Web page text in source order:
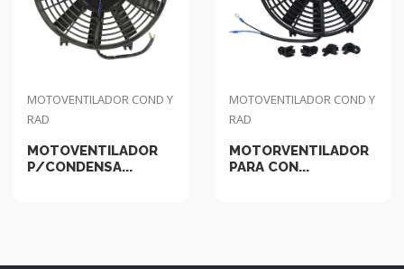
MOTOVENTILADOR COND Y
RAD
MOTOVENTILADOR
P/CONDENSA...
MOTOVENTILADOR COND Y
RAD
MOTORVENTILADOR
PARA CON...